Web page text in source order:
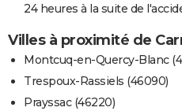
24 heures à la suite de
Villes à proximité de
Montcuq-en-Quercy-Blanc
Trespoux-Rassiels (46090)
Prayssac (46220)